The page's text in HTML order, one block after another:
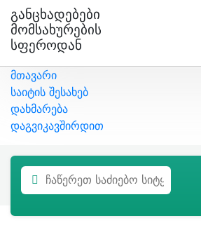
Განცხადებები
Მომსახურების
Სფეროდან
მთავარი
საიტის შესახებ
დახმარება
დაგვიკავშირდით